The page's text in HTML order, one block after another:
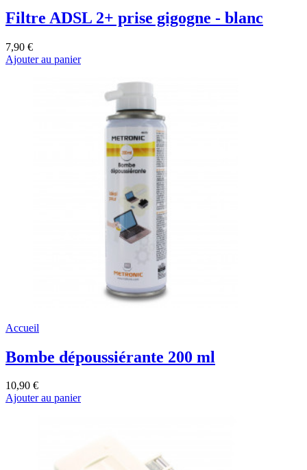
Filtre ADSL 2+ prise gigogne - blanc
7,90 €
Ajouter au panier
Accueil
Bombe dépoussiérante 200 ml
10,90 €
Ajouter au panier